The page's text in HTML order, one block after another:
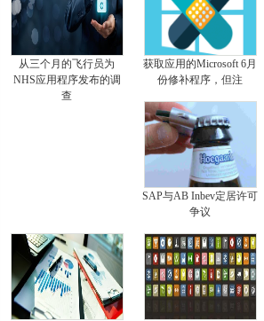
从三个月的飞行员为
NHS应用程序发布的调
查
获取应用的Microsoft 6月
份修补程序，但注
SAP与AB Inbev定居许可
争议